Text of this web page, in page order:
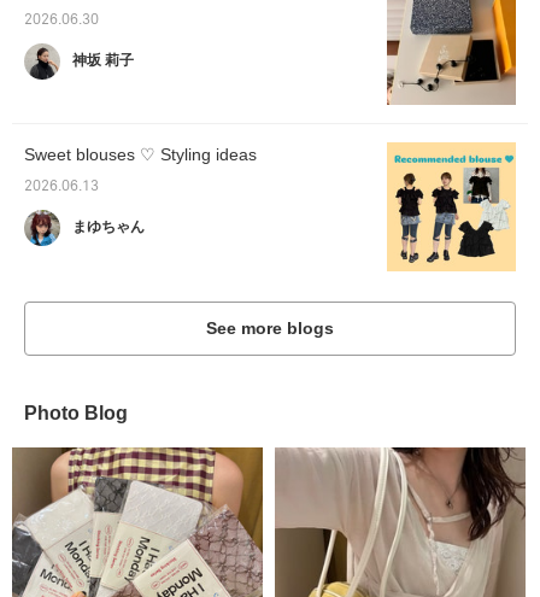
2026.06.30
神坂 莉子
Sweet blouses ♡ Styling ideas
2026.06.13
まゆちゃん
See more blogs
Photo Blog